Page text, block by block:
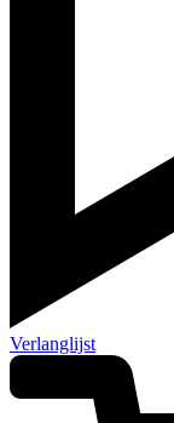
Verlanglijst